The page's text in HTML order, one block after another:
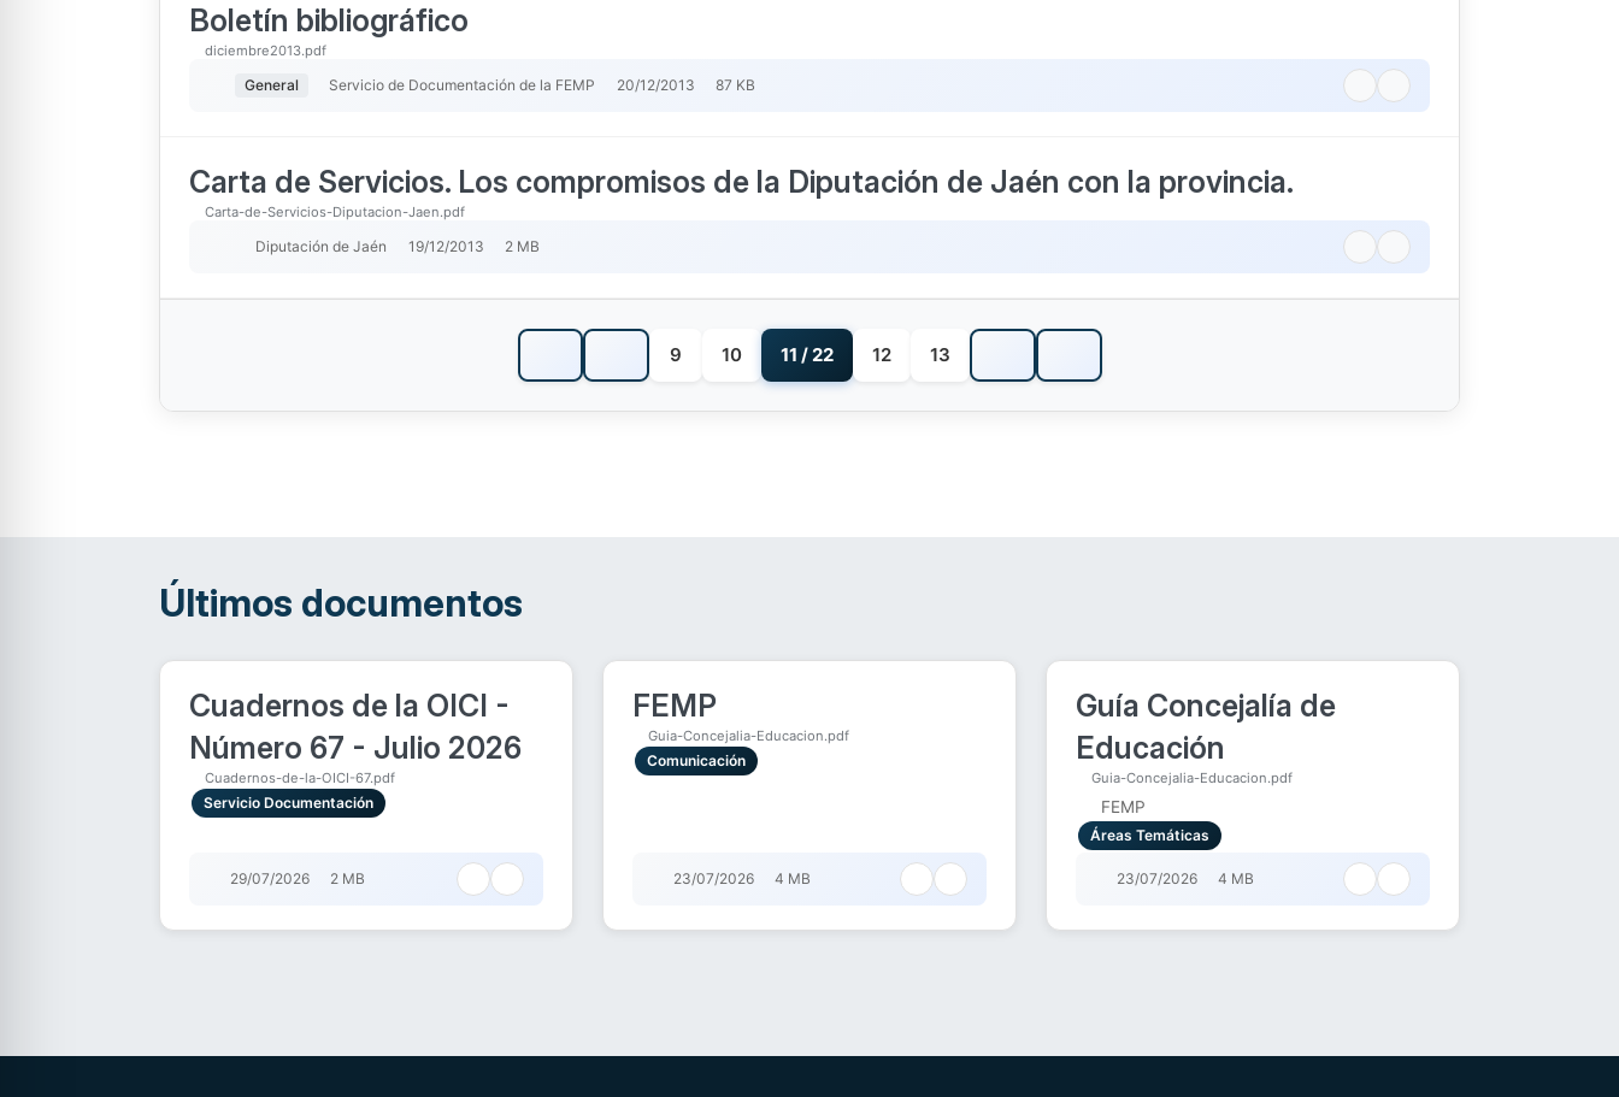
Boletín bibliográfico
diciembre2013.pdf
General Servicio de Documentación de la FEMP 20/12/2013 87 KB
Carta de Servicios. Los compromisos de la Diputación de Jaén con la provincia.
Carta-de-Servicios-Diputacion-Jaen.pdf
Diputación de Jaén 19/12/2013 2 MB
9 10 11 / 22 12 13
Últimos documentos
Cuadernos de la OICI -
Número 67 - Julio 2026
Cuadernos-de-la-OICI-67.pdf
Servicio Documentación
29/07/2026 2 MB
FEMP
Guia-Concejalia-Educacion.pdf
Comunicación
23/07/2026 4 MB
Guía Concejalía de
Educación
Guia-Concejalia-Educacion.pdf
FEMP
Áreas Temáticas
23/07/2026 4 MB